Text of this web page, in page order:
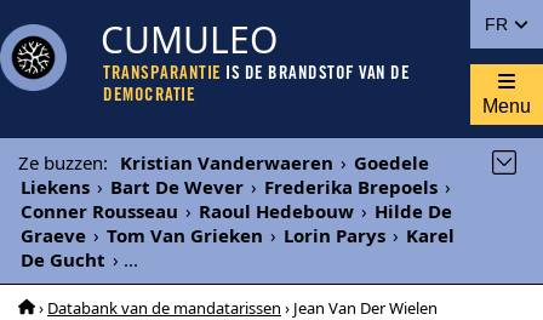
FR
CUMULEO
TRANSPARANTIE IS DE BRANDSTOF VAN DE
DEMOCRATIE
Menu
Ze buzzen: Kristian Vanderwaeren › Goedele
Liekens › Bart De Wever › Frederika Brepoels ›
Conner Rousseau › Raoul Hedebouw › Hilde De
Graeve › Tom Van Grieken › Lorin Parys › Karel
De Gucht › ...
› Databank van de mandatarissen › Jean Van Der Wielen